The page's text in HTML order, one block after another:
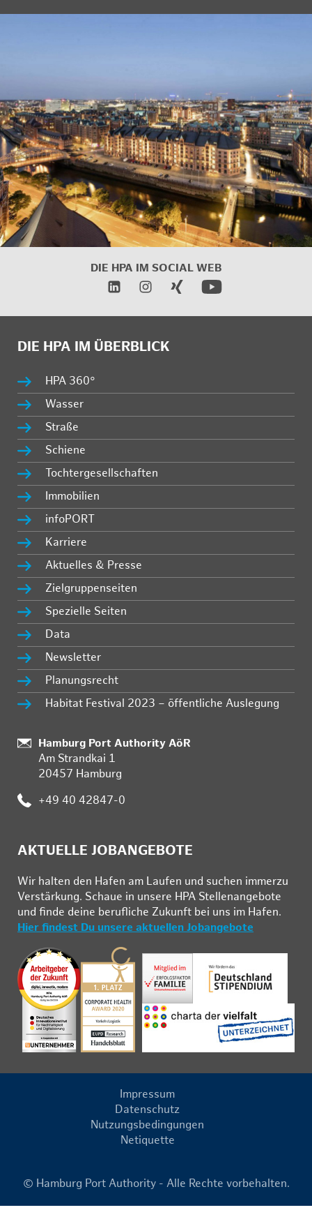
DIE HPA IM SOCIAL WEB
DIE HPA IM ÜBERBLICK
HPA 360°
Wasser
Straße
Schiene
Tochtergesellschaften
Immobilien
infoPORT
Karriere
Aktuelles & Presse
Zielgruppenseiten
Spezielle Seiten
Data
Newsletter
Planungsrecht
Habitat Festival 2023 – öffentliche Auslegung
:
Hamburg Port Authority AöR
Am Strandkai 1
20457 Hamburg
: +49 40 42847-0
AKTUELLE JOBANGEBOTE
Wir hal­ten den Ha­fen am Lau­fen und su­chen im­mer­zu
Ver­stär­kung. Schau­e in un­se­re HPA Stel­len­an­ge­bo­te
und fin­de deine be­ruf­li­che Zu­kunft bei uns im Ha­fen.
Hier findest Du unsere aktuellen Jobangebote
Impressum
Datenschutz
Nutzungsbedingungen
Netiquette
© Hamburg Port Authority - Alle Rechte vorbehalten.